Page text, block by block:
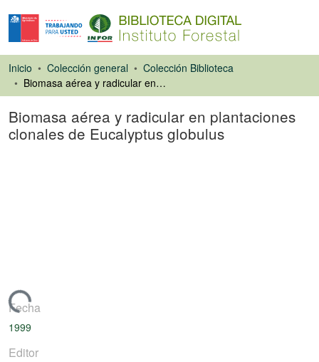
Inicio Colección general
Colección Biblioteca
Biomasa aérea y radicular en plantaciones clonales de Eucalyptus globulus
Biomasa aérea y radicular en plantaciones
clonales de Eucalyptus globulus
Fecha
1999
Editor